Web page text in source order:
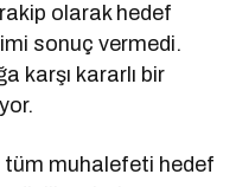
olarak hedef
sonuç vermedi.
karşı kararlı bir
tüm muhalefeti hedef